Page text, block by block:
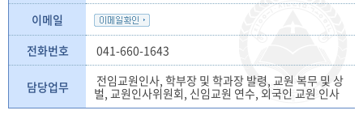
이메일
전화번호
041-660-1643
담당업무
전임교원인사, 학부장 및 학과장 발령, 교원 복무 및 상
벌, 교원인사위원회, 신임교원 연수, 외국인 교원 인사